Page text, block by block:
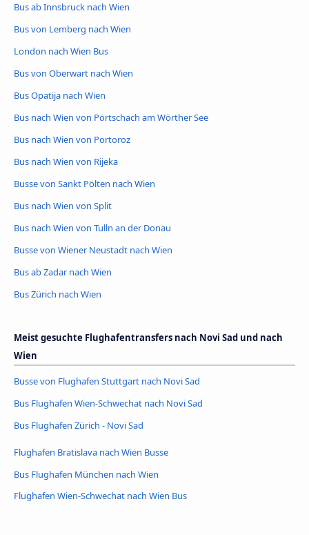
Bus ab Innsbruck nach Wien
Bus von Lemberg nach Wien
London nach Wien Bus
Bus von Oberwart nach Wien
Bus Opatija nach Wien
Bus nach Wien von Pörtschach am Wörther See
Bus nach Wien von Portoroz
Bus nach Wien von Rijeka
Busse von Sankt Pölten nach Wien
Bus nach Wien von Split
Bus nach Wien von Tulln an der Donau
Busse von Wiener Neustadt nach Wien
Bus ab Zadar nach Wien
Bus Zürich nach Wien
Meist gesuchte Flughafentransfers nach Novi Sad und nach
Wien
Busse von Flughafen Stuttgart nach Novi Sad
Bus Flughafen Wien-Schwechat nach Novi Sad
Bus Flughafen Zürich - Novi Sad
Flughafen Bratislava nach Wien Busse
Bus Flughafen München nach Wien
Flughafen Wien-Schwechat nach Wien Bus